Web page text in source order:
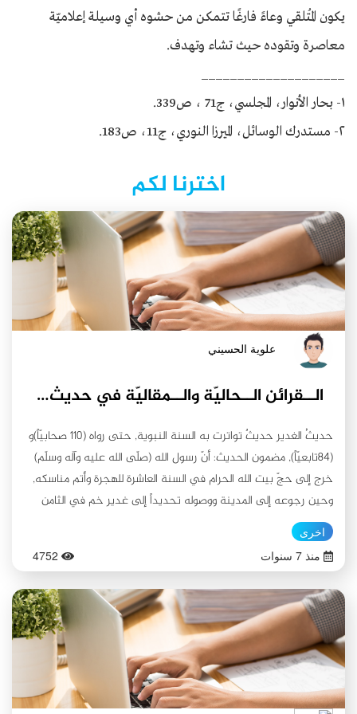
يكون المُتلقي وعاءً فارغًا تتمكن من حشوه أي وسيلة إعلاميّة
معاصرة وتقوده حيث تشاء وتهدف.
١- بحار الأنوار، المجلسي، ج71 ، ص339.
٢- مستدرك الوسائل، الميرزا النوري، ج11، ص183.
اخترنا لكم
علوية الحسيني
الــقرائن الــحاليّة والــمقاليّة في حديث الغدير
حديثُ الغدير حديثٌ تواترت به السنة النبوية, حتى رواه (110 صحابيّاً)و
(84تابعيّاً), مضمون الحديث: أنّ رسول الله (صلّى الله عليه وآله وسلّم)
خرج إلى حجّ بيت الله الحرام في السنة العاشرة للهجرة وأتم مناسكه,
وحين رجوعه إلى المدينة ووصوله تحديداً إلى غدير خم في الثامن
عشر مِن شهر ذي الحجة هبطَ عليه جبرائيل (عليه السلام) مبلّغاً إيّاه
آية كريمة مِن الله تعالى: (يَا أَيُّهَا الرَّسُولُ بَلِّغْ مَا أُنزِلَ إِلَيْكَ مِن رَّبِّكَ ۖ وَإِن
لَّمْ تَفْعَلْ فَمَا بَلَّغْتَ رِسَالَتَهُ ۚ وَاللَّهُ يَعْصِمُكَ مِنَ النَّاسِ ۗ إِنَّ اللَّهَ لَا يَهْدِي
الْقَوْمَ الْكَافِرِينَ)(1). وأوّل اجراءٍ اتبعه رسول الله (صلّى الله عليه وآله
وسلّم) هو مناداة الحجّاج للاستماع لخطبته, وأمر بردِّ مَن تقدموا عن
الغدير, وما إن اجتمع الجميع خطبَ بهم (صلوات الله عليه وآله) فحمدَ
الله وأثنى عليه وأخذ إقرار الحاضرين بأصول الدّين توحيداً, ونبوّةً,
ومعاداً, وإيصاءً بالثقلين, ثم أخذ بيد قالع الباب ومفرّق الأحزاب عليّ بن
أبي طالب (عليه سلام الملك الوهّاب), وقال ثلاث مرّات (مَن كنتُ مولاه
اخرى
منذ 7 سنوات
4752